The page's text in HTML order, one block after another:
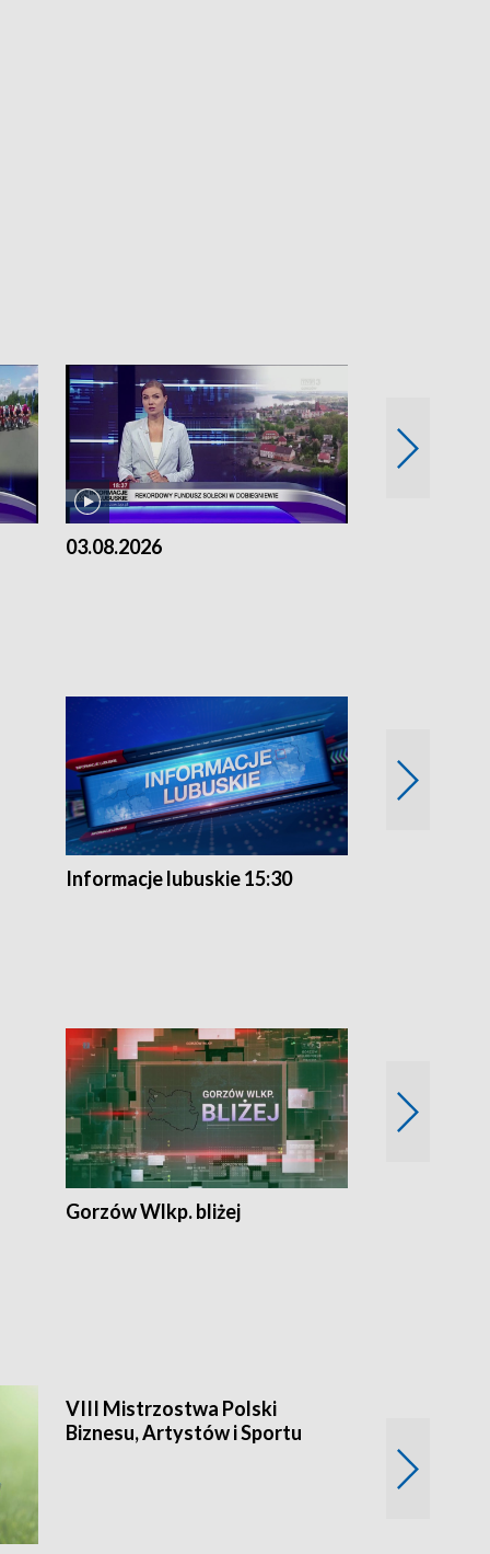
03.08.2026
Informacje lubuskie 15:30
Gorzów Wlkp. bliżej
VIII Mistrzostwa Polski
Biznesu, Artystów i Sportu